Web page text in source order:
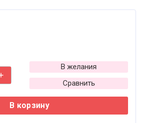
В желания
Сравнить
В корзину